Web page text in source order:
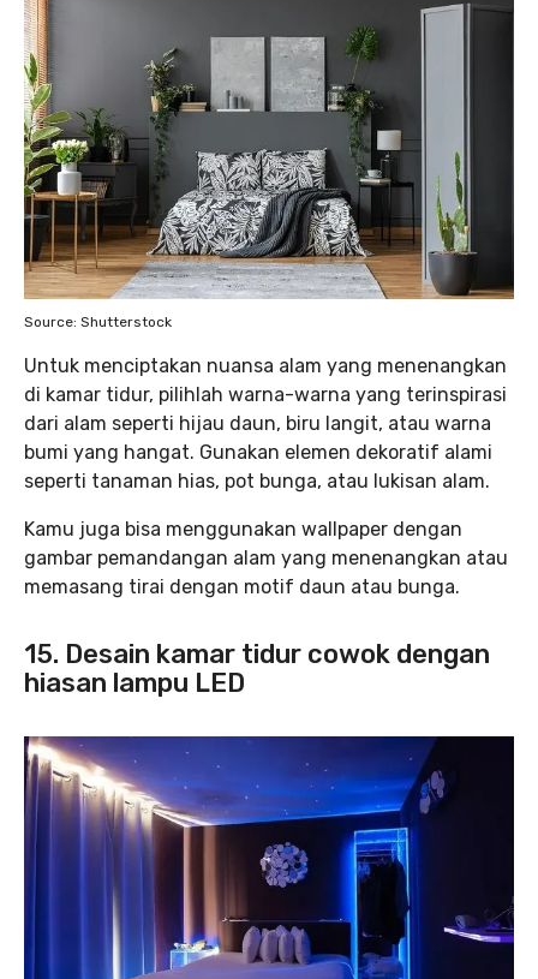
Source: Shutterstock
Untuk menciptakan nuansa alam yang menenangkan
di kamar tidur, pilihlah warna-warna yang terinspirasi
dari alam seperti hijau daun, biru langit, atau warna
bumi yang hangat. Gunakan elemen dekoratif alami
seperti tanaman hias, pot bunga, atau lukisan alam.
Kamu juga bisa menggunakan wallpaper dengan
gambar pemandangan alam yang menenangkan atau
memasang tirai dengan motif daun atau bunga.
15. Desain kamar tidur cowok dengan
hiasan lampu LED